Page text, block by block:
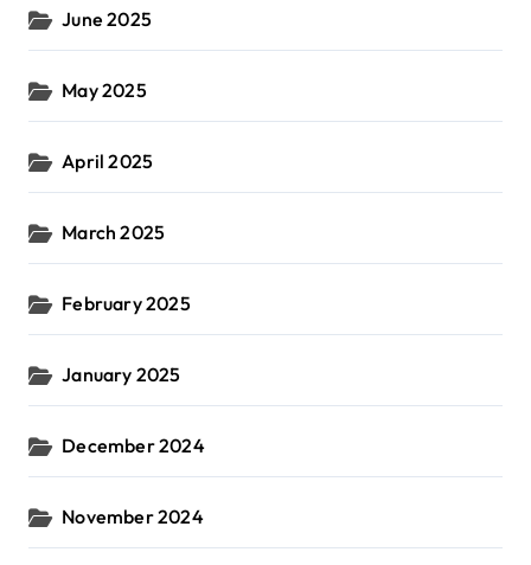
June 2025
May 2025
April 2025
March 2025
February 2025
January 2025
December 2024
November 2024